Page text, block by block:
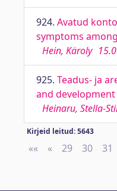
924. Avatud
symptoms
Hein, Käroly
925. Teadus- ja
and
Heinaru, Stella-
Kirjeid leitud: 5643
«« First
« Previous
29 30 31